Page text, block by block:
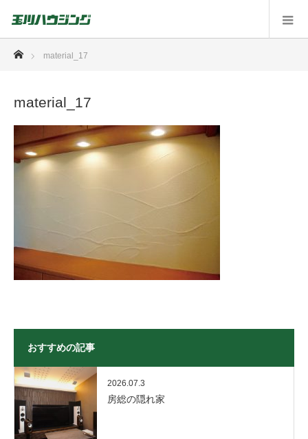
material_17
material_17
おすすめの記事
2026.07.3
房総の隠れ家